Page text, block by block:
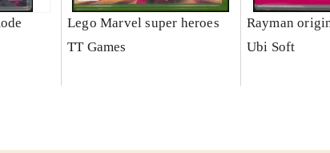
Lego Marvel super heroes
TT Games
Rayman
Ubi Soft